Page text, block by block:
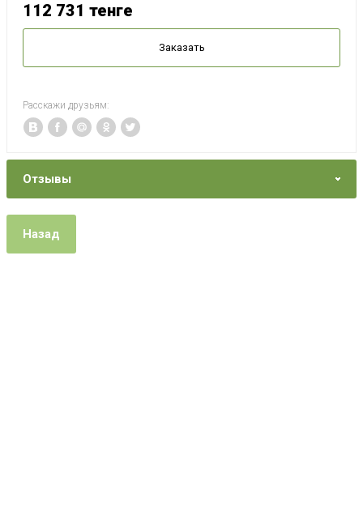
112 731 тенге
Заказать
Расскажи друзьям:
Отзывы
Назад